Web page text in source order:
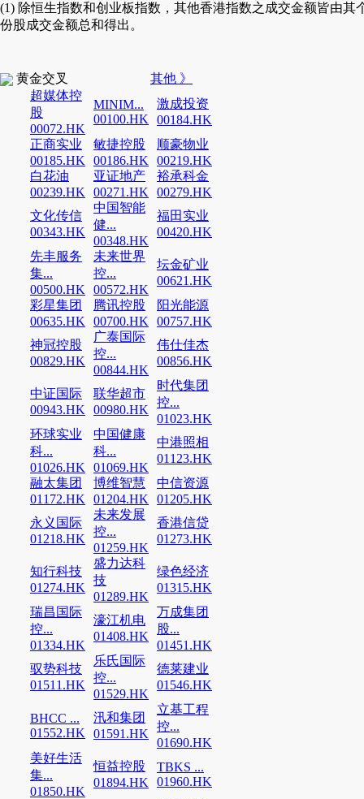
(1) 除恒生指数和创业板指数，其他香港指数之成交金额皆由其
份股成交金额总和得出。
黄金交叉
其他 》
超媒体控
股
00072.HK
MINIM...
00100.HK
激成投资
00184.HK
正商实业
00185.HK
敏捷控股
00186.HK
顺豪物业
00219.HK
白花油
00239.HK
亚证地产
00271.HK
裕承科金
00279.HK
文化传信
00343.HK
中国智能
健...
00348.HK
福田实业
00420.HK
先丰服务
集...
00500.HK
未来世界
控...
00572.HK
坛金矿业
00621.HK
彩星集团
00635.HK
腾讯控股
00700.HK
阳光能源
00757.HK
神冠控股
00829.HK
广泰国际
控...
00844.HK
伟仕佳杰
00856.HK
中证国际
00943.HK
联华超市
00980.HK
时代集团
控...
01023.HK
环球实业
科...
01026.HK
中国健康
科...
01069.HK
中港照相
01123.HK
融太集团
01172.HK
博维智慧
01204.HK
中信资源
01205.HK
永义国际
01218.HK
未来发展
控...
01259.HK
香港信贷
01273.HK
知行科技
01274.HK
盛力达科
技
01289.HK
绿色经济
01315.HK
瑞昌国际
控...
01334.HK
濠江机电
01408.HK
万成集团
股...
01451.HK
驭势科技
01511.HK
乐氏国际
控...
01529.HK
德莱建业
01546.HK
BHCC ...
01552.HK
汛和集团
01591.HK
立基工程
控...
01690.HK
美好生活
集...
01850.HK
恒益控股
01894.HK
TBKS ...
01960.HK